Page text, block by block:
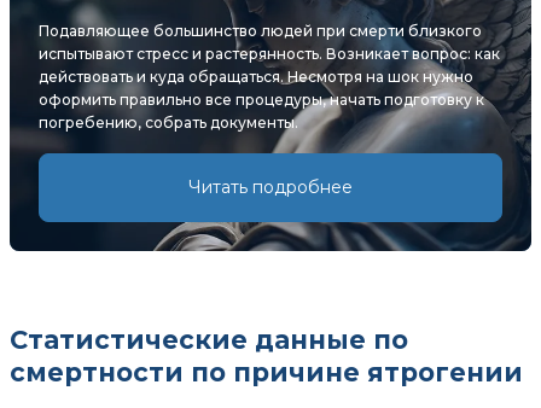
Подавляющее большинство людей при смерти близкого
испытывают стресс и растерянность. Возникает вопрос: как
действовать и куда обращаться. Несмотря на шок нужно
оформить правильно все процедуры, начать подготовку к
погребению, собрать документы.
Читать подробнее
Статистические данные по
смертности по причине ятрогении